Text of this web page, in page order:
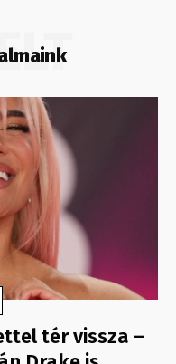
tér vissza –